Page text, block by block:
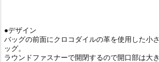
●デザイン
バッグの前面にクロコダイルの革を使用した小
ッグ。
ラウンドファスナーで開閉するので開口部は大